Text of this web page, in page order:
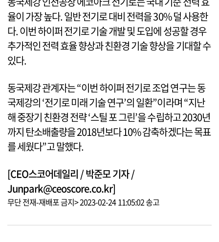
율이 가장 높다. 일반 전기로 대비 전력을 30% 덜 사용한
다. 이번 하이퍼 전기로 기술 개발 및 도입에 성공할 경우
추가적인 전력 효율 향상과 친환경 기술 향상을 기대할 수
있다.
동국제강 관계자는 “이번 하이퍼 전기로 조업 연구는 동
국제강의 ‘전기로 미래 기술 연구’의 일환”이라며 “지난
해 중장기 친환경 전략 ‘스틸 포 그린’을 수립하고 2030년
까지 탄소배출량을 2018년보다 10% 감축하겠다는 목표
를 세웠다”고 말했다.
[CEO스코어데일리 / 박준모 기자 /
Junpark@ceoscore.co.kr]
무단 전재-재배포 금지> 2023-02-24 11:05:02 송고